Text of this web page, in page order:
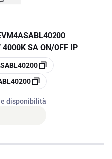
4000K SA ON/OFF IP
e disponibilità